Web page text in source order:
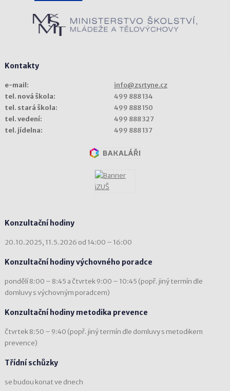
Kontakty
e-mail:
info@zsrtyne.cz
tel. nová škola:
499 888 134
tel. stará škola:
499 888 150
tel. vedení:
499 888 327
tel. jídelna:
499 888 137
Konzultační hodiny
20.10.2025, 11.5.2026 od 14:00 – 16:00
Konzultační hodiny výchovného poradce
pondělí 8:00 – 8:45 a čtvrtek 9:00 – 10:45 (popř. jiný termín dle
domluvy s výchovným poradcem)
Konzultační hodiny metodika prevence
čtvrtek 8:50 – 9:40 (popř. jiný termín dle domluvy s metodikem
prevence)
Třídní schůzky
se budou konat ve dnech